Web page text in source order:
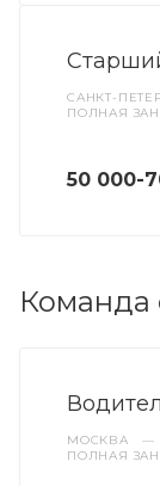
САНКТ-
ПОЛНАЯ
50 000-
Команда
МОСКВА —
ПОЛНАЯ